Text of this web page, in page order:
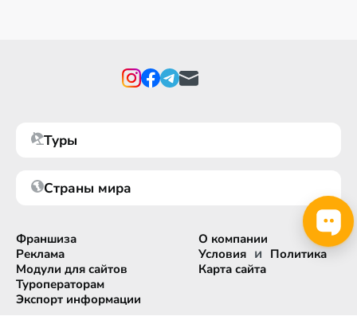
Туры
Страны мира
Франшиза
Реклама
Модули для сайтов
Туроператорам
Экспорт информации
О компании
Условия и Политика
Карта сайта